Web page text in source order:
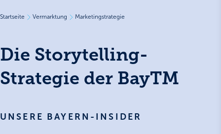
Startseite Vermarktung Marketingstrategie
Die Storytelling-
Strategie der BayTM
UNSERE BAYERN-INSIDER